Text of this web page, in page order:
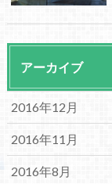
アーカイブ
2016年12月
2016年11月
2016年8月